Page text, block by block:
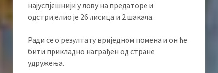
најуспјешнији у лову на предаторе и
одстријелио је 26 лисица и 2 шакала.
Ради се о резултату вриједном помена и он ће
бити прикладно награђен од стране
удружења.